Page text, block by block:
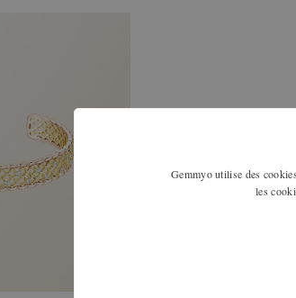
Gemmyo utilise des
les